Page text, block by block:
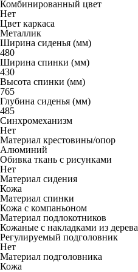
Комбинированный цвет
Нет
Цвет каркаса
Металлик
Ширина сиденья (мм)
480
Ширина спинки (мм)
430
Высота спинки (мм)
765
Глубина сиденья (мм)
485
Синхромеханизм
Нет
Материал крестовины/опор
Алюминий
Обивка ткань с рисунками
Нет
Материал сидения
Кожа
Материал спинки
Кожа с компаньоном
Материал подлокотников
Кожаные с накладками из дерева
Регулируемый подголовник
Нет
Материал подголовника
Кожа